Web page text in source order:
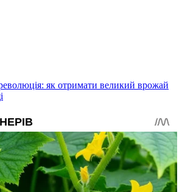
як отримати великий врожай